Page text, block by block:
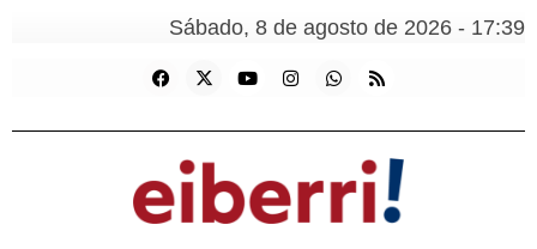
Sábado, 8 de agosto de 2026 - 17:39